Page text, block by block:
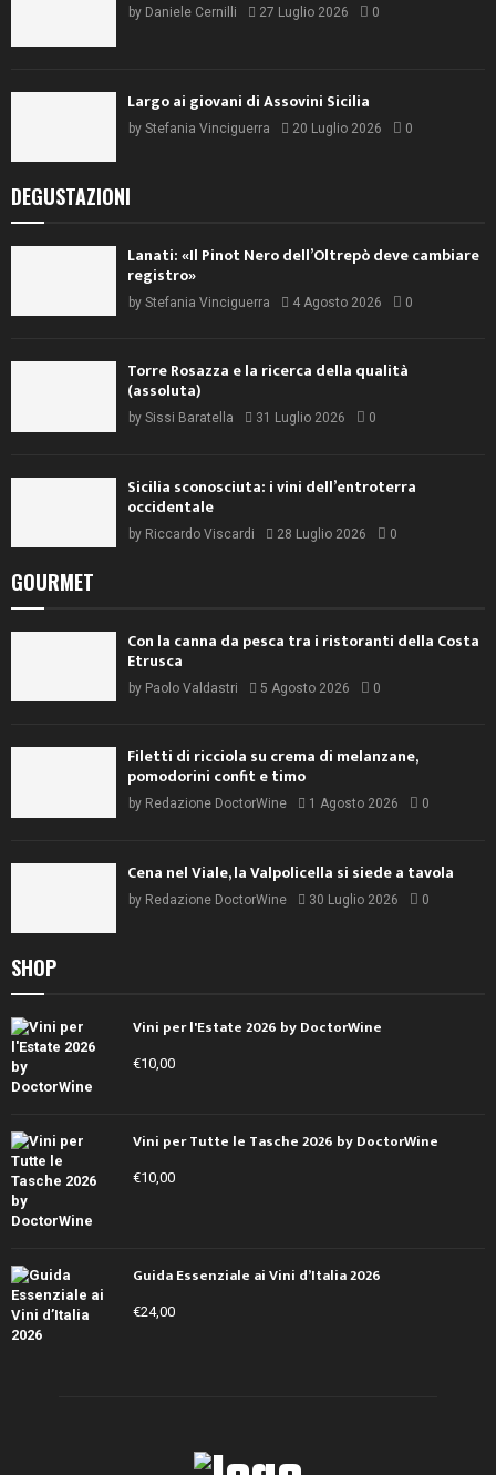
by Daniele Cernilli 27 Luglio 2026 0
Largo ai giovani di Assovini Sicilia
by Stefania Vinciguerra 20 Luglio 2026 0
DEGUSTAZIONI
Lanati: «Il Pinot Nero dell’Oltrepò deve cambiare
registro»
by Stefania Vinciguerra 4 Agosto 2026 0
Torre Rosazza e la ricerca della qualità
(assoluta)
by Sissi Baratella 31 Luglio 2026 0
Sicilia sconosciuta: i vini dell’entroterra
occidentale
by Riccardo Viscardi 28 Luglio 2026 0
GOURMET
Con la canna da pesca tra i ristoranti della Costa
Etrusca
by Paolo Valdastri 5 Agosto 2026 0
Filetti di ricciola su crema di melanzane,
pomodorini confit e timo
by Redazione DoctorWine 1 Agosto 2026 0
Cena nel Viale, la Valpolicella si siede a tavola
by Redazione DoctorWine 30 Luglio 2026 0
SHOP
Vini per l'Estate 2026 by DoctorWine
€10,00
Vini per Tutte le Tasche 2026 by DoctorWine
€10,00
Guida Essenziale ai Vini d’Italia 2026
€24,00